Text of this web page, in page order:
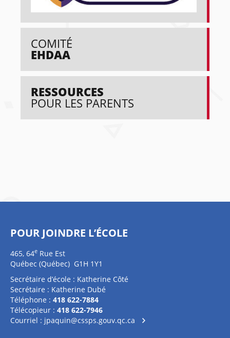
COMITÉ
EHDAA
RESSOURCES
POUR LES PARENTS
POUR JOINDRE L’ÉCOLE
465, 64e Rue Est
Québec (Québec) G1H 1Y1
Secrétaire d’école : Katherine Côté
Secrétaire : Katherine Dubé
Téléphone : 418 622-7884
Télécopieur : 418 622-7946
Courriel : jpaquin@cssps.gouv.qc.ca